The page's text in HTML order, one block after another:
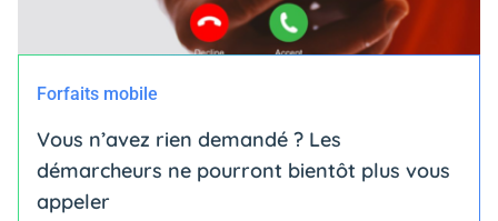
Forfaits mobile
Vous n’avez rien demandé ? Les
démarcheurs ne pourront bientôt plus vous
appeler